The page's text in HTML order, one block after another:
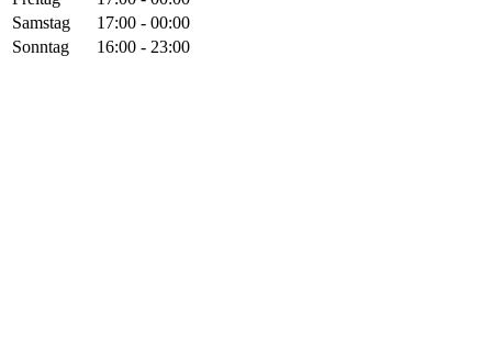
Samstag
17:00 - 00:00
Sonntag
16:00 - 23:00